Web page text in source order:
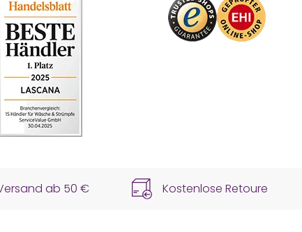
ab 50 € Kostenlose Retoure